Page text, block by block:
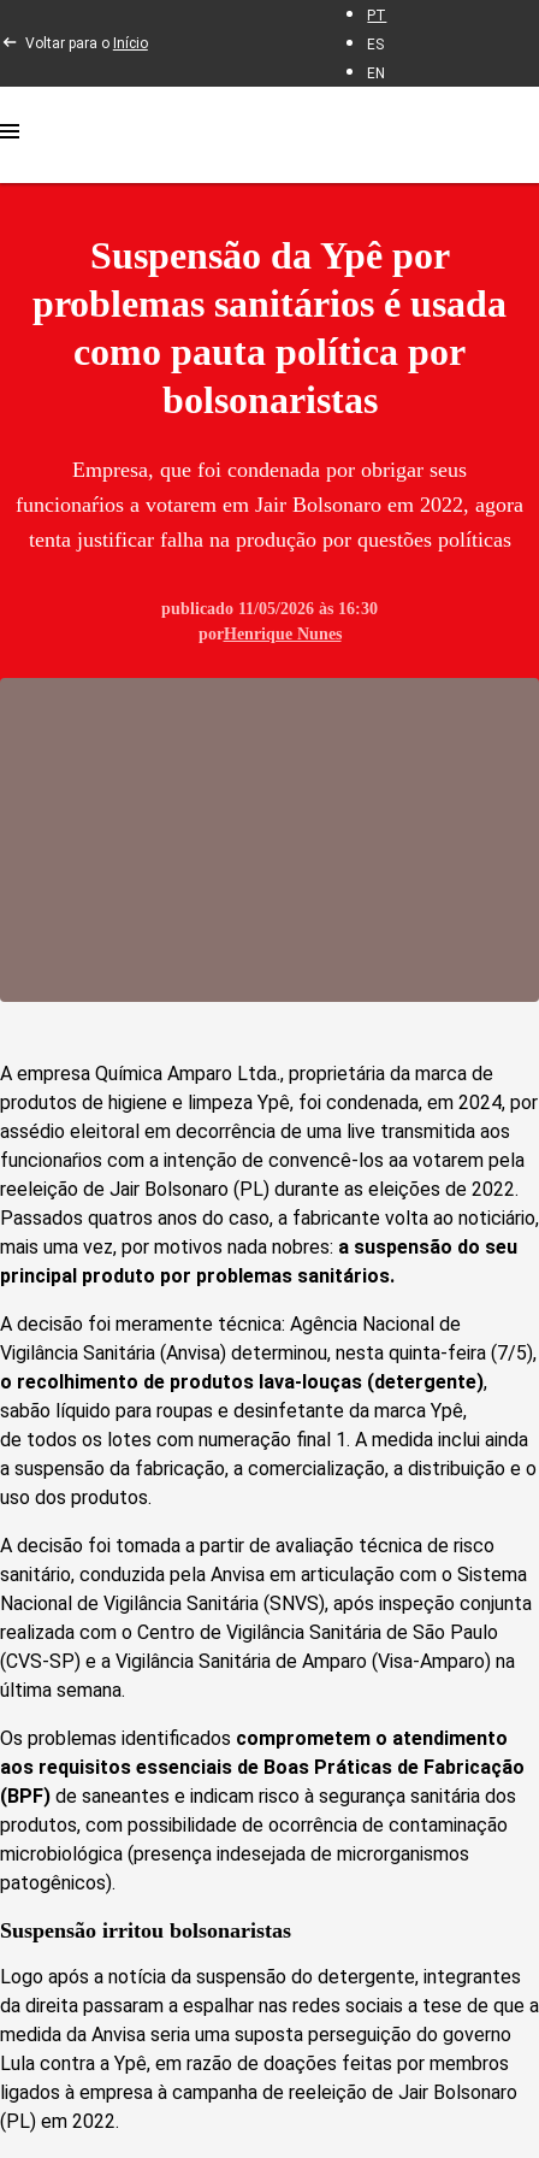
Voltar para o Início
PT
ES
EN
Suspensão da Ypê por
problemas sanitários é usada
como pauta política por
bolsonaristas
Empresa, que foi condenada por obrigar seus
funcionaŕios a votarem em Jair Bolsonaro em 2022, agora
tenta justificar falha na produção por questões políticas
publicado 11/05/2026 às 16:30
porHenrique Nunes
A empresa Química Amparo Ltda., proprietária da marca de
produtos de higiene e limpeza Ypê, foi condenada, em 2024, por
assédio eleitoral em decorrência de uma live transmitida aos
funcionaŕios com a intenção de convencê-los aa votarem pela
reeleição de Jair Bolsonaro (PL) durante as eleições de 2022.
Passados quatros anos do caso, a fabricante volta ao noticiário,
mais uma vez, por motivos nada nobres: a suspensão do seu
principal produto por problemas sanitários.
A decisão foi meramente técnica: Agência Nacional de
Vigilância Sanitária (Anvisa) determinou, nesta quinta-feira (7/5),
o recolhimento de produtos lava-louças (detergente),
sabão líquido para roupas e desinfetante da marca Ypê,
de todos os lotes com numeração final 1. A medida inclui ainda
a suspensão da fabricação, a comercialização, a distribuição e o
uso dos produtos.
A decisão foi tomada a partir de avaliação técnica de risco
sanitário, conduzida pela Anvisa em articulação com o Sistema
Nacional de Vigilância Sanitária (SNVS), após inspeção conjunta
realizada com o Centro de Vigilância Sanitária de São Paulo
(CVS-SP) e a Vigilância Sanitária de Amparo (Visa-Amparo) na
última semana.
Os problemas identificados comprometem o atendimento
aos requisitos essenciais de Boas Práticas de Fabricação
(BPF) de saneantes e indicam risco à segurança sanitária dos
produtos, com possibilidade de ocorrência de contaminação
microbiológica (presença indesejada de microrganismos
patogênicos).
Suspensão irritou bolsonaristas
Logo após a notícia da suspensão do detergente, integrantes
da direita passaram a espalhar nas redes sociais a tese de que a
medida da Anvisa seria uma suposta perseguição do governo
Lula contra a Ypê, em razão de doações feitas por membros
ligados à empresa à campanha de reeleição de Jair Bolsonaro
(PL) em 2022.